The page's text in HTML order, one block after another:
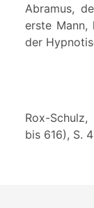
Abramus,
erste Mann,
der
Rox-
bis 616), S.